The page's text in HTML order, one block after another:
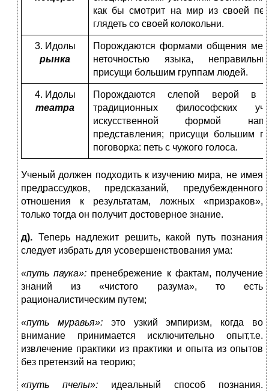
как бы смотрит на мир из своей
глядеть со своей колокольни.
3. Идолы
рынка
Порождаются формами общения
неточностью языка,
присущи большим группам людей.
4. Идолы
театра
Порождаются слепой верой в
традиционных философских
искусственной формой
представления; присущи большим
поговорка: петь с чужого голоса.
Ученый должен подходить к изучению мира, не имея
предрассудков, предсказаний, предубежденного
отношения к результатам, ложных «призраков»,
только тогда он получит достоверное знание.
д). Теперь надлежит решить, какой путь познания
следует избрать для усовершенствования ума:
«путь паука»: пренебрежение к фактам, получение
знаний из «чистого разума», то есть
рационалистическим путем;
«путь муравья»:это узкий эмпиризм, когда во
внимание принимается исключительно опыт,т.е.
извлечение практики из практики и опыта из опытов
без претензий на теорию;
«путь пчелы»: идеальный способ познания.